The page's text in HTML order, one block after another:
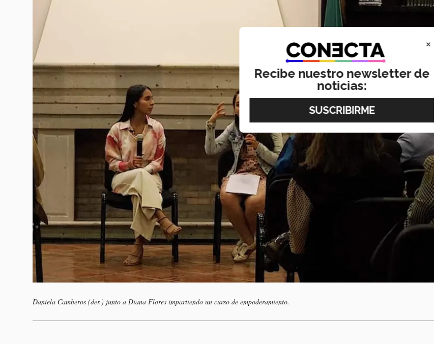
Daniela Camberos (der.) junto a Diana Flores impartiendo un curso de empoderamiento.
×
Recibe nuestro newsletter de
noticias: